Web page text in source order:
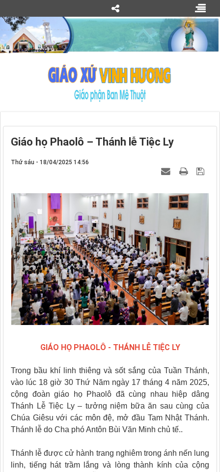
Giáo họ Phaolô – Thánh lễ Tiệc Ly
Thứ sáu - 18/04/2025 14:56
GIÁO HỌ PHAOLÔ - THÁNH LỄ TIỆC LY
Trong bầu khí linh thiêng và sốt sắng của Tuần Thánh,
vào lúc 18 giờ 30 Thứ Năm ngày 17 tháng 4 năm 2025,
cộng đoàn giáo họ Phaolô đã cùng nhau hiệp dâng
Thánh Lễ Tiệc Ly – tưởng niệm bữa ăn sau cùng của
Chúa Giêsu với các môn đệ, mở đầu Tam Nhật Thánh.
Thánh lễ do Cha phó Antôn Bùi Văn Minh chủ tế..
Thánh lễ được cử hành trang nghiêm trong ánh nến lung
linh, tiếng hát trầm lắng và lòng thành kính của cộng